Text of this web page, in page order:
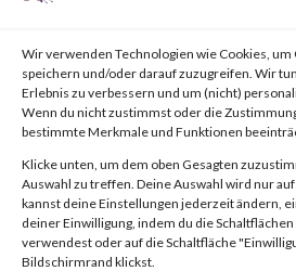
Wir verwenden Technologien wie Cookies,
speichern und/oder darauf zuzugreifen. Wir
Erlebnis zu verbessern und um (nicht)
Wenn du nicht zustimmst oder die
bestimmte Merkmale und Funktionen
Klicke unten, um dem oben Gesagten
Auswahl zu treffen. Deine Auswahl wird nur
kannst deine Einstellungen jederzeit ändern,
deiner Einwilligung, indem du die
verwendest oder auf die Schaltfläche
Bildschirmrand klickst.
(CVE-
21410)